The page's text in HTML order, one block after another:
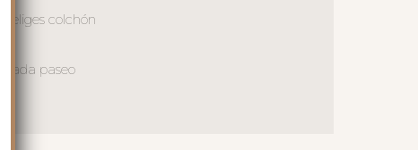
eliges colchón
cada paseo